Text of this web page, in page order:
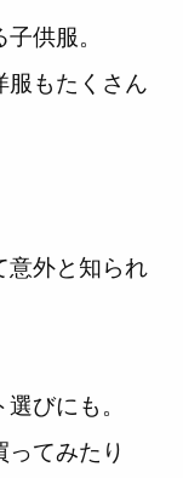
供服。
服もたくさん
意外と知られ
びにも。
てみたり